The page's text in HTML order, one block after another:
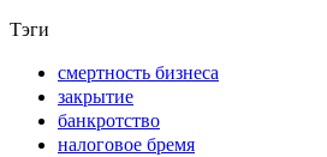
Тэги
смертность бизнеса
закрытие
банкротство
налоговое бремя